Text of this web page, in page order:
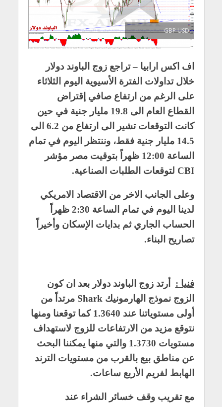
GBP USD
اف اكس ارابيا – تراجع زوج الباوند دولار
خلال تداولات الفترة الأسيوية اليوم الثلاثاء
على الرغم من ارتفاع صافي إقتراض
القطاع العام الى 19.8 مليار جنية في حين
كانت التوقعات تشير الى ارتفاع من 6.2 الى
14.5 مليار جنية فقط، وننتظر اليوم في تمام
الساعة 12:00 ظهراً بتوقيت مصر مؤشر
CBI لتوقعات الطلبات الصناعية.
وعلى الجانب الاخر من الاقتصاد الامريكي
لدينا اليوم في تمام الساعة 2:30 ظهراً
الحساب الجاري ثم بدايات الإسكان وأخيراً
تصاريح البناء.
فنيا : أرتد زوج الباوند دولار بعد ان كون
الزوج نموذج الهارمونيك Shark مرتداً من
أولى مستوياتنا عند 1.3640 كما توقعنا ومنها
نتوقع مزيد من الارتفاعات للزوج لاستهداف
مستويات 1.3730 والتي منها يمكننا البحث
عن مناطق بيع بالقرب من مستويات الترند
الهابط لفريم الأربع ساعات.
مع تقريب وقف خسائر الشراء عند